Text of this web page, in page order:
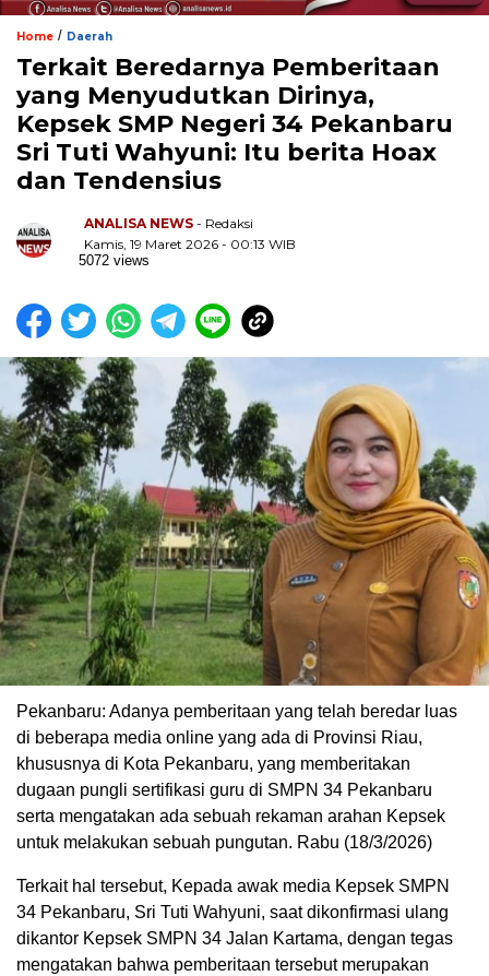
Home / Daerah
Terkait Beredarnya Pemberitaan
yang Menyudutkan Dirinya,
Kepsek SMP Negeri 34 Pekanbaru
Sri Tuti Wahyuni: Itu berita Hoax
dan Tendensius
ANALISA NEWS - Redaksi
Kamis, 19 Maret 2026 - 00:13 WIB
5072 views
Pekanbaru: Adanya pemberitaan yang telah beredar luas
di beberapa media online yang ada di Provinsi Riau,
khususnya di Kota Pekanbaru, yang memberitakan
dugaan pungli sertifikasi guru di SMPN 34 Pekanbaru
serta mengatakan ada sebuah rekaman arahan Kepsek
untuk melakukan sebuah pungutan. Rabu (18/3/2026)
Terkait hal tersebut, Kepada awak media Kepsek SMPN
34 Pekanbaru, Sri Tuti Wahyuni, saat dikonfirmasi ulang
dikantor Kepsek SMPN 34 Jalan Kartama, dengan tegas
mengatakan bahwa pemberitaan tersebut merupakan